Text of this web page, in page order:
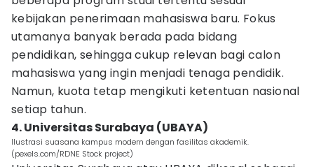
kebijakan penerimaan mahasiswa baru. Fokus
utamanya banyak berada pada bidang
pendidikan, sehingga cukup relevan bagi calon
mahasiswa yang ingin menjadi tenaga pendidik.
Namun, kuota tetap mengikuti ketentuan nasional
setiap tahun.
4. Universitas Surabaya (UBAYA)
Ilustrasi suasana kampus modern dengan fasilitas akademik.
(pexels.com/RDNE Stock project)